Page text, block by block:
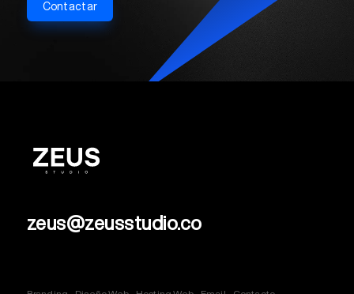
Contactar
zeus@zeusstudio.co